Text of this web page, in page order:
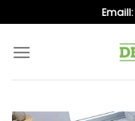
to
content
Emaill: